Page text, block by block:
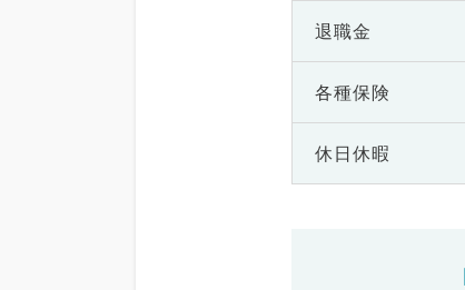
退職金
各種保険
休日休暇